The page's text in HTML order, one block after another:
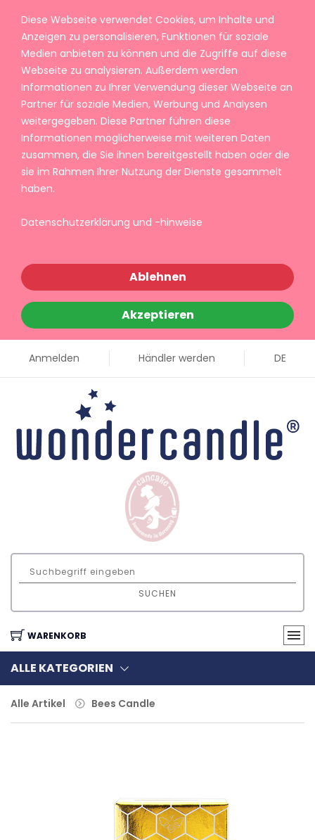
Diese Webseite verwendet Cookies, um Inhalte und
Anzeigen zu personalisieren, Funktionen für soziale
Medien anbieten zu können und die Zugriffe auf diese
Webseite zu analysieren. Außerdem werden
Informationen zu Ihrer Verwendung dieser Webseite an
Partner für soziale Medien, Werbung und Analysen
weitergegeben. Diese Partner führen diese
Informationen möglicherweise mit weiteren Daten
zusammen, die Sie ihnen bereitgestellt haben oder die
sie im Rahmen Ihrer Nutzung der Dienste gesammelt
haben.
Datenschutzerklärung und -hinweise
Ablehnen
Akzeptieren
Anmelden Händler werden DE
SUCHEN
WARENKORB
ALLE KATEGORIEN
Alle Artikel Bees Candle